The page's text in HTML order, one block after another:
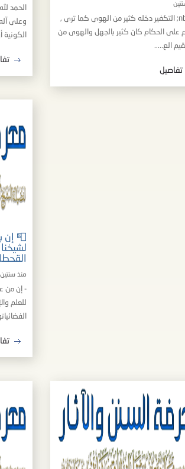
&nbsp; التكفير دخله كثير من الهوى كما ترى ,
على الحكام كان كثير بالجهل والهوى من
الع.....
تفاصيل
الحمد
وعلى
الكونية
📮
منذ سنتين
- إن من
للعلم